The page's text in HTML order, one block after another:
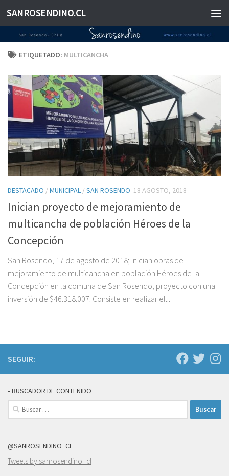
Saltar al contenido
SANROSENDINO.CL
ETIQUETADO: MULTICANCHA
DESTACADO /MUNICIPAL /SAN ROSENDO 18 AGOSTO, 2018
Inician proyecto de mejoramiento de
multicancha de población Héroes de la
Concepción
San Rosendo, 17 de agosto de 2018; Inician obras de
mejoramiento de multicancha en población Héroes de la
Concepción en la comuna de San Rosendo, proyecto con una
inversión de $46.318.007. Consiste en realizar el...
SEGUIR:
• BUSCADOR DE CONTENIDO
Buscar:
@SANROSENDINO_CL
Tweets by sanrosendino_cl